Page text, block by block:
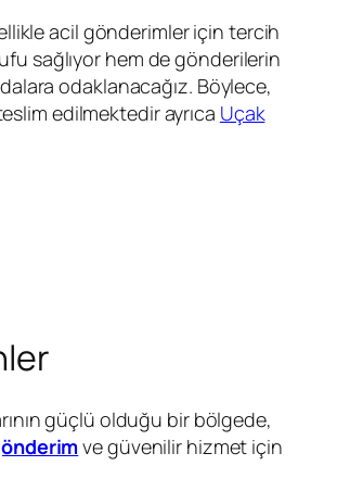
acil gönderimler için tercih
sağlıyor hem de gönderilerin
odaklanacağız. Böylece,
edilmektedir ayrıca Uçak
güçlü olduğu bir bölgede,
ve güvenilir hizmet için